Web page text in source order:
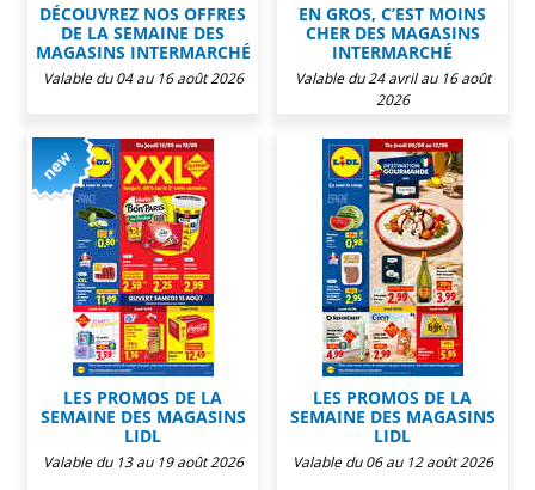
DÉCOUVREZ NOS OFFRES
DE LA SEMAINE DES
MAGASINS INTERMARCHÉ
Valable du 04 au 16 août 2026
EN GROS, C’EST MOINS
CHER DES MAGASINS
INTERMARCHÉ
Valable du 24 avril au 16 août
2026
LES PROMOS DE LA
SEMAINE DES MAGASINS
LIDL
Valable du 13 au 19 août 2026
LES PROMOS DE LA
SEMAINE DES MAGASINS
LIDL
Valable du 06 au 12 août 2026